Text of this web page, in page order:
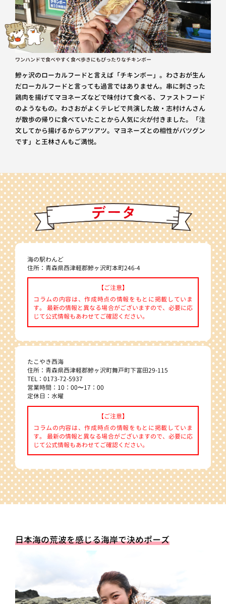
ワンハンドで食べやすく食べ歩きにもぴったりなチキンボー
鰺ヶ沢のローカルフードと言えば「チキンボー」。わさおが生ん
だローカルフードと言っても過言ではありません。串に刺さった
鶏肉を揚げてマヨネーズなどで味付けて食べる、ファストフード
のようなもの。わさおがよくテレビで共演した故・志村けんさん
が散歩の帰りに食べていたことから人気に火が付きました。「注
文してから揚げるからアツアツ。マヨネーズとの相性がバツグン
です」と王林さんもご満悦。
海の駅わんど
住所：青森県西津軽郡鰺ヶ沢町本町246-4
【ご注意】
コラムの内容は、作成時点の情報をもとに掲載していま
す。 最新の情報と異なる場合がございますので、必要に応
じて公式情報もあわせてご確認ください。
たこやき西海
住所：青森県西津軽郡鰺ヶ沢町舞戸町下富田29-115
TEL：0173-72-5937
営業時間：10：00〜17：00
定休日：水曜
【ご注意】
コラムの内容は、作成時点の情報をもとに掲載していま
す。 最新の情報と異なる場合がございますので、必要に応
じて公式情報もあわせてご確認ください。
日本海の荒波を感じる海岸で決めポーズ